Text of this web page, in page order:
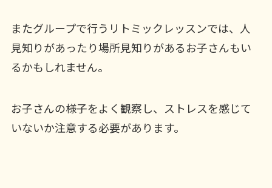
またグループで行うリトミックレッスンでは、人
見知りがあったり場所見知りがあるお子さんもい
るかもしれません。
お子さんの様子をよく観察し、ストレスを感じて
いないか注意する必要があります。